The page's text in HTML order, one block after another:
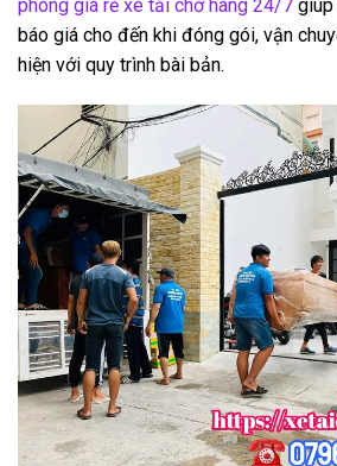
phòng giá rẻ xe tải chở hàng 24/7 giúp
báo giá cho đến khi đóng gói, vận
hiện với quy trình bài bản.